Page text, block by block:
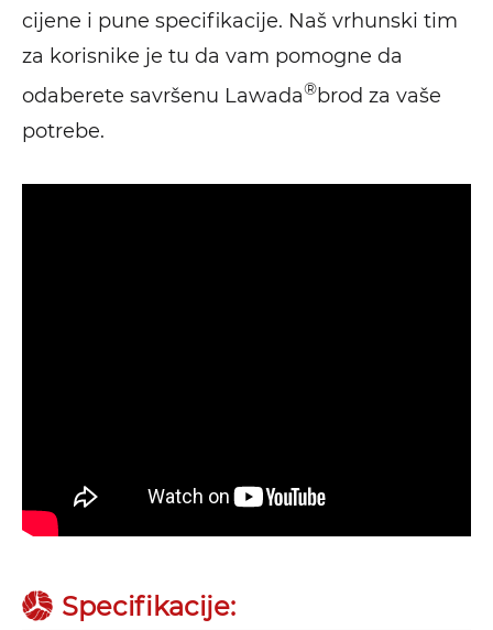
cijene i pune specifikacije. Naš vrhunski tim
za korisnike je tu da vam pomogne da
odaberete savršenu Lawada®brod za vaše
potrebe.
Specifikacije: